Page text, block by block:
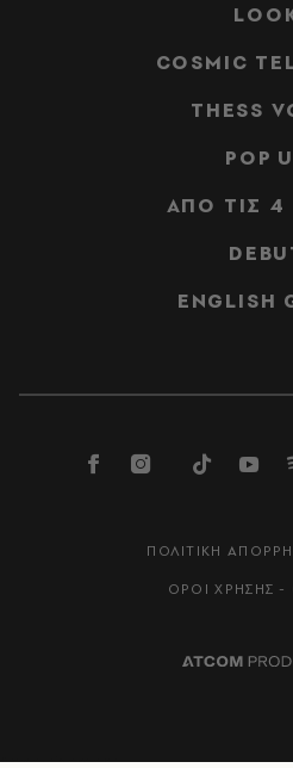
COSMIC
THESS
POP
ΑΠΟ ΤΙΣ 4
ENGLISH
ΠΟΛΙΤΙΚΗ
ΟΡΟΙ ΧΡΗΣΗΣ -